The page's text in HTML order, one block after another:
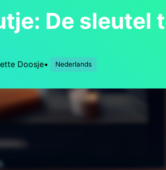
De sleutel
Doosje• Nederlands